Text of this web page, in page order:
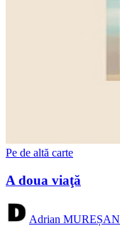
Pe de altă carte
A doua viaţă
Adrian MUREȘAN